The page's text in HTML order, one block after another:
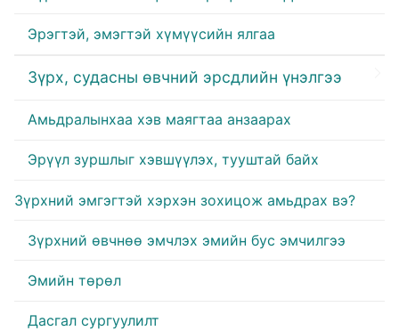
Эрэгтэй, эмэгтэй хүмүүсийн ялгаа
Зүрх, судасны өвчний эрсдлийн үнэлгээ
Амьдралынхаа хэв маягтаа анзаарах
Эрүүл зуршлыг хэвшүүлэх, тууштай байх
Зүрхний эмгэгтэй хэрхэн зохицож амьдрах вэ?
Зүрхний өвчнөө эмчлэх эмийн бус эмчилгээ
Эмийн төрөл
Дасгал сургуулилт